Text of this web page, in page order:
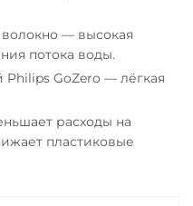
— высокая
потока воды.
GoZero — лёгкая
расходы на
пластиковые